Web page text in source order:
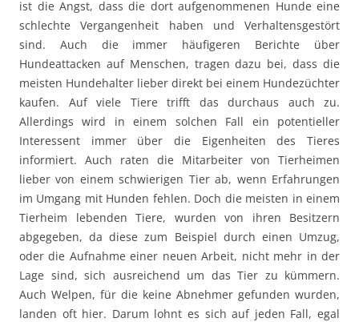
ist die Angst, dass die dort aufgenommenen Hunde eine
schlechte Vergangenheit haben und Verhaltensgestört
sind. Auch die immer häufigeren Berichte über
Hundeattacken auf Menschen, tragen dazu bei, dass die
meisten Hundehalter lieber direkt bei einem Hundezüchter
kaufen. Auf viele Tiere trifft das durchaus auch zu.
Allerdings wird in einem solchen Fall ein potentieller
Interessent immer über die Eigenheiten des Tieres
informiert. Auch raten die Mitarbeiter von Tierheimen
lieber von einem schwierigen Tier ab, wenn Erfahrungen
im Umgang mit Hunden fehlen. Doch die meisten in einem
Tierheim lebenden Tiere, wurden von ihren Besitzern
abgegeben, da diese zum Beispiel durch einen Umzug,
oder die Aufnahme einer neuen Arbeit, nicht mehr in der
Lage sind, sich ausreichend um das Tier zu kümmern.
Auch Welpen, für die keine Abnehmer gefunden wurden,
landen oft hier. Darum lohnt es sich auf jeden Fall, egal